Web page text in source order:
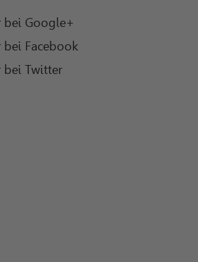
bei Google+
Facebook
bei Twitter